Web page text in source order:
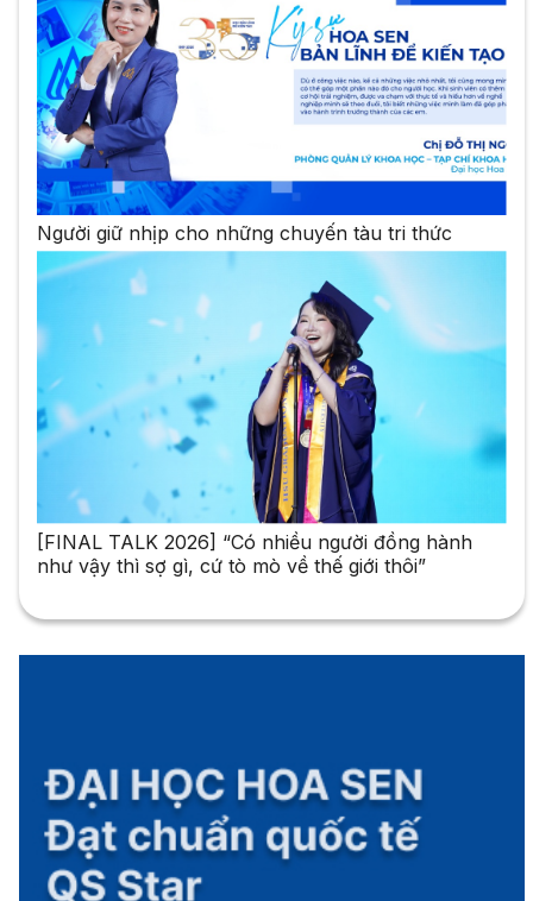
Người giữ nhịp cho những chuyến tàu tri thức
[FINAL TALK 2026] “Có nhiều người đồng hành
như vậy thì sợ gì, cứ tò mò về thế giới thôi”